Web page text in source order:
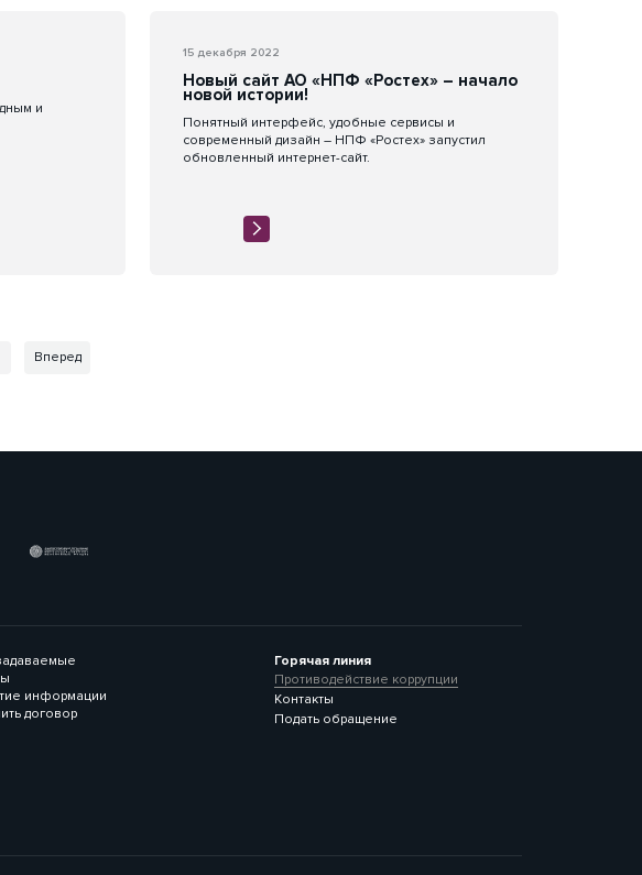
и
15 декабря 2022
Новый сайт АО «НПФ «Ростех» – начало
новой истории!
Понятный интерфейс, удобные сервисы и
современный дизайн – НПФ «Ростех» запустил
обновленный интернет-сайт.
Вперед
информации
договор
Горячая линия
Противодействие коррупции
Контакты
Подать обращение